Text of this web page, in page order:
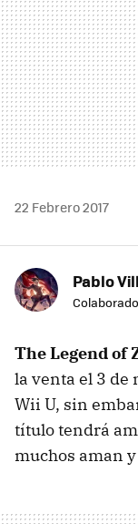
22 Febrero 2017
Pablo
The Legend of
la venta el 3 de
Wii U, sin
título tendrá
muchos aman